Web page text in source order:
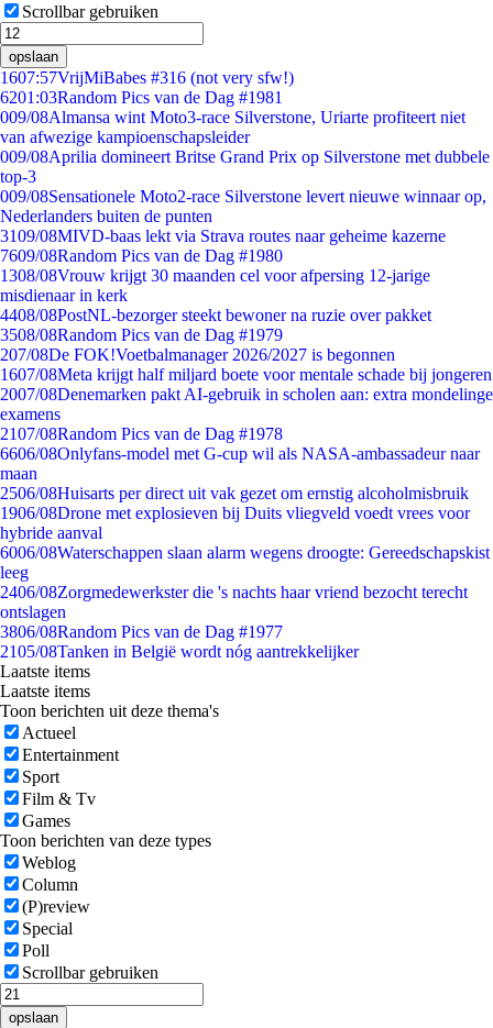
Scrollbar gebruiken
opslaan
1607:57VrijMiBabes #316 (not very sfw!)
6201:03Random Pics van de Dag #1981
009/08Almansa wint Moto3-race Silverstone, Uriarte profiteert niet
van afwezige kampioenschapsleider
009/08Aprilia domineert Britse Grand Prix op Silverstone met dubbele
top-3
009/08Sensationele Moto2-race Silverstone levert nieuwe winnaar op,
Nederlanders buiten de punten
3109/08MIVD-baas lekt via Strava routes naar geheime kazerne
7609/08Random Pics van de Dag #1980
1308/08Vrouw krijgt 30 maanden cel voor afpersing 12-jarige
misdienaar in kerk
4408/08PostNL-bezorger steekt bewoner na ruzie over pakket
3508/08Random Pics van de Dag #1979
207/08De FOK!Voetbalmanager 2026/2027 is begonnen
1607/08Meta krijgt half miljard boete voor mentale schade bij jongeren
2007/08Denemarken pakt AI-gebruik in scholen aan: extra mondelinge
examens
2107/08Random Pics van de Dag #1978
6606/08Onlyfans-model met G-cup wil als NASA-ambassadeur naar
maan
2506/08Huisarts per direct uit vak gezet om ernstig alcoholmisbruik
1906/08Drone met explosieven bij Duits vliegveld voedt vrees voor
hybride aanval
6006/08Waterschappen slaan alarm wegens droogte: Gereedschapskist
leeg
2406/08Zorgmedewerkster die 's nachts haar vriend bezocht terecht
ontslagen
3806/08Random Pics van de Dag #1977
2105/08Tanken in België wordt nóg aantrekkelijker
Laatste items
Laatste items
Toon berichten uit deze thema's
Actueel
Entertainment
Sport
Film & Tv
Games
Toon berichten van deze types
Weblog
Column
(P)review
Special
Poll
Scrollbar gebruiken
opslaan